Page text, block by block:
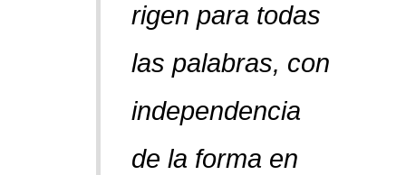
rigen para todas
las palabras, con
independencia
de la forma en